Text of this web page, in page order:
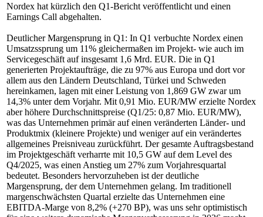
Nordex hat kürzlich den Q1-Bericht veröffentlicht und einen
Earnings Call abgehalten.
Deutlicher Margensprung in Q1: In Q1 verbuchte Nordex einen
Umsatzssprung um 11% gleichermaßen im Projekt- wie auch im
Servicegeschäft auf insgesamt 1,6 Mrd. EUR. Die in Q1
generierten Projektaufträge, die zu 97% aus Europa und dort vor
allem aus den Ländern Deutschland, Türkei und Schweden
hereinkamen, lagen mit einer Leistung von 1,869 GW zwar um
14,3% unter dem Vorjahr. Mit 0,91 Mio. EUR/MW erzielte Nordex
aber höhere Durchschnittspreise (Q1/25: 0,87 Mio. EUR/MW),
was das Unternehmen primär auf einen veränderten Länder- und
Produktmix (kleinere Projekte) und weniger auf ein verändertes
allgemeines Preisniveau zurückführt. Der gesamte Auftragsbestand
im Projektgeschäft verharrte mit 10,5 GW auf dem Level des
Q4/2025, was einen Anstieg um 27% zum Vorjahresquartal
bedeutet. Besonders hervorzuheben ist der deutliche
Margensprung, der dem Unternehmen gelang. Im traditionell
margenschwächsten Quartal erzielte das Unternehmen eine
EBITDA-Marge von 8,2% (+270 BP), was uns sehr optimistisch